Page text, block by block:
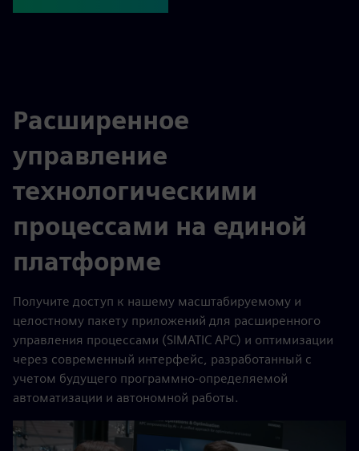
Расширенное
управление
технологическими
процессами на единой
платформе
Получите доступ к нашему масштабируемому и
целостному пакету приложений для расширенного
управления процессами (SIMATIC APC) и оптимизации
через современный интерфейс, разработанный с
учетом будущего программно-определяемой
автоматизации и автономной работы.